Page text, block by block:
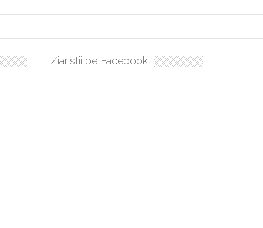
sculați, boieri mari! Sara Nukina are nevoie de ajutorul
Ziaristii pe Facebook